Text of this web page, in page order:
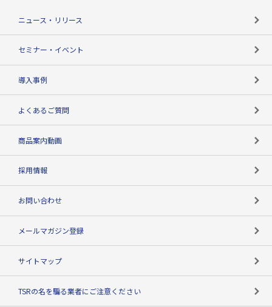
ニュース・リリース
セミナー・イベント
導入事例
よくあるご質問
商品案内動画
採用情報
お問い合わせ
メールマガジン登録
サイトマップ
TSRの名を騙る業者にご注意ください